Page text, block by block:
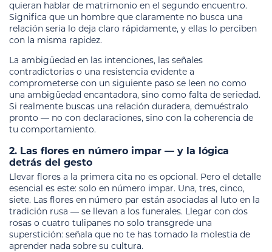
quieran hablar de matrimonio en el segundo encuentro.
Significa que un hombre que claramente no busca una
relación seria lo deja claro rápidamente, y ellas lo perciben
con la misma rapidez.
La ambigüedad en las intenciones, las señales
contradictorias o una resistencia evidente a
comprometerse con un siguiente paso se leen no como
una ambigüedad encantadora, sino como falta de seriedad.
Si realmente buscas una relación duradera, demuéstralo
pronto — no con declaraciones, sino con la coherencia de
tu comportamiento.
2. Las flores en número impar — y la lógica
detrás del gesto
Llevar flores a la primera cita no es opcional. Pero el detalle
esencial es este: solo en número impar. Una, tres, cinco,
siete. Las flores en número par están asociadas al luto en la
tradición rusa — se llevan a los funerales. Llegar con dos
rosas o cuatro tulipanes no solo transgrede una
superstición: señala que no te has tomado la molestia de
aprender nada sobre su cultura.